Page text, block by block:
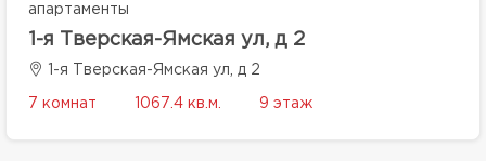
апартаменты
1-я Тверская-Ямская ул, д 2
1-я Тверская-Ямская ул, д 2
7 комнат 1067.4 кв.м. 9 этаж